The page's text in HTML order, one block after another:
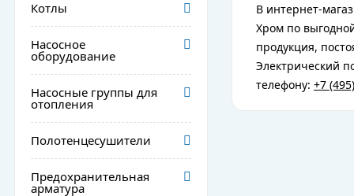
Котлы
Насосное
оборудование
Насосные группы для
отопления
Полотенцесушители
Предохранительная
арматура
В интернет-
Хром по
продукция,
Электрический
телефону: +7